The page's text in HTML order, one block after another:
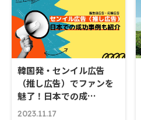
韓国発・センイル広告
（推し広告）でファンを
魅了！日本での成…
2023.11.17